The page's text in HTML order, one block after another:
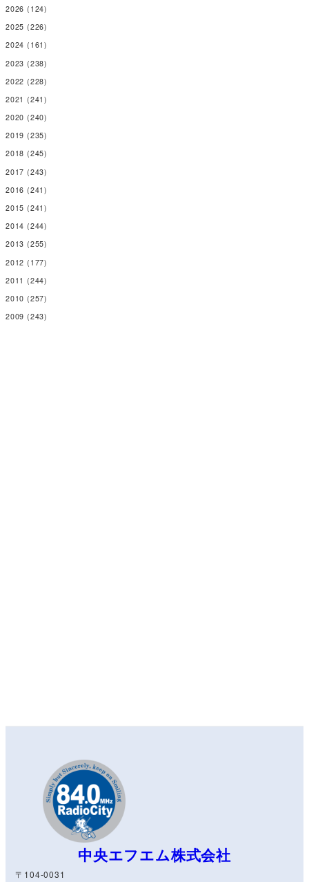
2026 (124)
2025 (226)
2024 (161)
2023 (238)
2022 (228)
2021 (241)
2020 (240)
2019 (235)
2018 (245)
2017 (243)
2016 (241)
2015 (241)
2014 (244)
2013 (255)
2012 (177)
2011 (244)
2010 (257)
2009 (243)
中央エフエム株式会社
〒104-0031